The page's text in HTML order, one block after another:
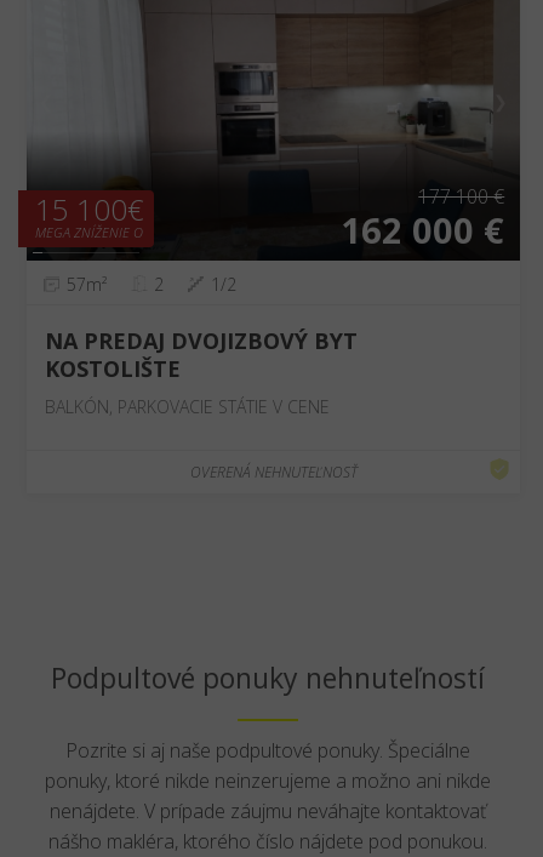
15 100€
MEGA ZNÍŽENIE O
177 100 €
162 000 €
57m² 2 1/2
NA PREDAJ DVOJIZBOVÝ BYT
KOSTOLIŠTE
BALKÓN, PARKOVACIE STÁTIE V CENE
OVERENÁ NEHNUTEĽNOSŤ
Podpultové ponuky nehnuteľností
Pozrite si aj naše podpultové ponuky. Špeciálne
ponuky, ktoré nikde neinzerujeme a možno ani nikde
nenájdete. V prípade záujmu neváhajte kontaktovať
nášho makléra, ktorého číslo nájdete pod ponukou.